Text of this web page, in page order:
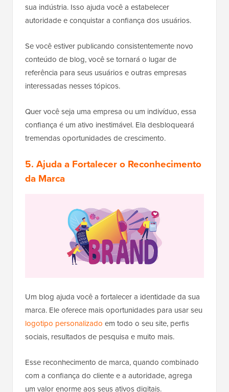
sua indústria. Isso ajuda você a estabelecer
autoridade e conquistar a confiança dos usuários.
Se você estiver publicando consistentemente novo
conteúdo de blog, você se tornará o lugar de
referência para seus usuários e outras empresas
interessadas nesses tópicos.
Quer você seja uma empresa ou um indivíduo, essa
confiança é um ativo inestimável. Ela desbloqueará
tremendas oportunidades de crescimento.
5. Ajuda a Fortalecer o Reconhecimento
da Marca
Um blog ajuda você a fortalecer a identidade da sua
marca. Ele oferece mais oportunidades para usar seu
logotipo personalizado em todo o seu site, perfis
sociais, resultados de pesquisa e muito mais.
Esse reconhecimento de marca, quando combinado
com a confiança do cliente e a autoridade, agrega
um valor enorme aos seus ativos digitais.